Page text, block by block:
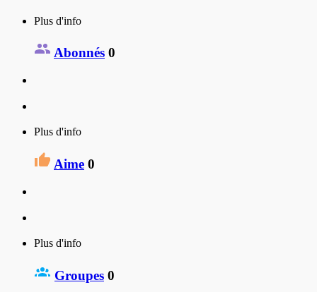
Plus d'info
Abonnés 0
Plus d'info
Aime 0
Plus d'info
Groupes 0